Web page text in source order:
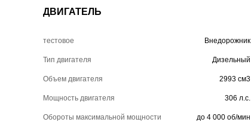
ДВИГАТЕЛЬ
тестовое Внедорожник
Тип двигателя Дизельный
Объем двигателя 2993 см3
Мощность двигателя 306 л.с.
Обороты максимальной мощности до 4 000 об/мин